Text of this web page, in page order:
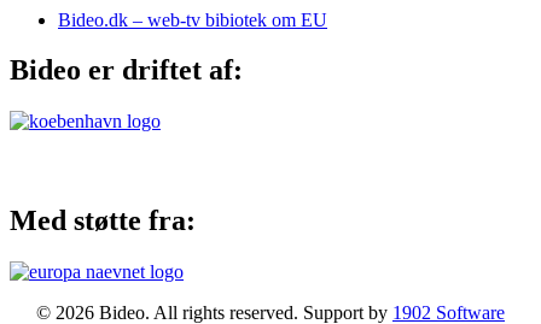
Bideo.dk – web-tv bibiotek om EU
Bideo er driftet af:
Med støtte fra:
© 2026 Bideo. All rights reserved. Support by 1902 Software